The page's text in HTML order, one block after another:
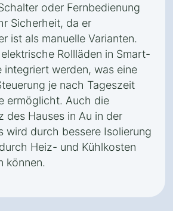
oder Fernbedienung
Sicherheit, da er
ist als manuelle Varianten.
Rollläden in Smart-
integriert werden, was eine
je nach Tageszeit
ermöglicht. Auch die
des Hauses in Au in der
wird durch bessere Isolierung
Heiz- und Kühlkosten
können.